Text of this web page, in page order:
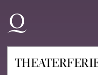
Zur Hauptnavigation
Zum Hauptinhalt
Zum Footer springen